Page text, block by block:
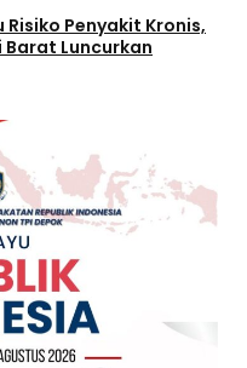
Penyakit Kronis,
Luncurkan